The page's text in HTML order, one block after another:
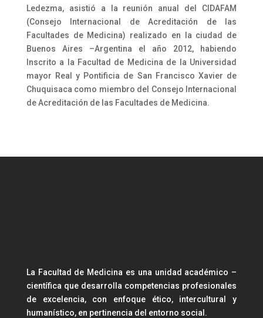
Ledezma, asistió a la reunión anual del CIDAFAM
(Consejo Internacional de Acreditación de las
Facultades de Medicina) realizado en la ciudad de
Buenos Aires –Argentina el año 2012, habiendo
Inscrito a la Facultad de Medicina de la Universidad
mayor Real y Pontificia de San Francisco Xavier de
Chuquisaca como miembro del Consejo Internacional
de Acreditación de las Facultades de Medicina.
La Facultad de Medicina es una unidad académico –
científica que desarrolla competencias profesionales
de excelencia, con enfoque ético, intercultural y
humanístico, en pertinencia del entorno social.